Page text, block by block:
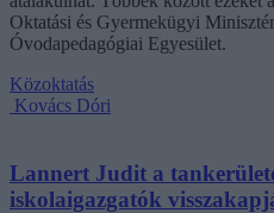
Oktatási és Gyermekügyi
Óvodapedagógiai Egyesület.
Közoktatás
Kovács Dóri
Lannert Judit a
iskolaigazgatók